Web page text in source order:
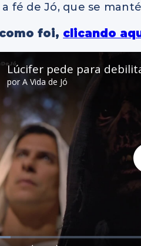
fé de Jó, que se
foi, clicando